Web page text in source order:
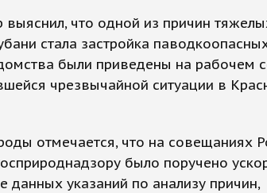
выяснил, что одной из причин
стала застройка
были приведены на рабочем
чрезвычайной ситуации в
отмечается, что на совещаниях
было поручено
данных указаний по анализу причин,